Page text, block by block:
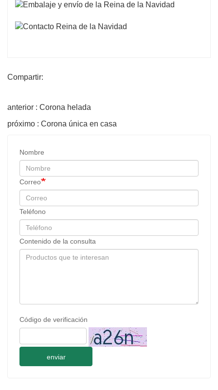
Compartir:
anterior : Corona helada
próximo : Corona única en casa
Nombre
Correo
Teléfono
Contenido de la consulta
Código de verificación
enviar